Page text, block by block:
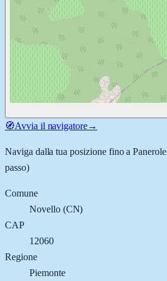
🧭Avvia il navigatore→
Naviga dalla tua posizione fino aPanerole
passo)
Comune
Novello(CN)
CAP
12060
Regione
Piemonte